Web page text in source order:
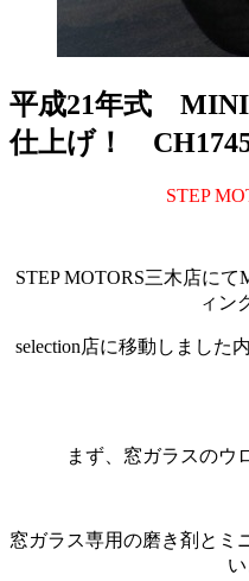
平成21年式
仕上げ！
STEP
STEP MOTORS三木店に
ィン
selection店に移動しました
まず、窓ガラスのウ
窓ガラス専用の磨き剤とミ